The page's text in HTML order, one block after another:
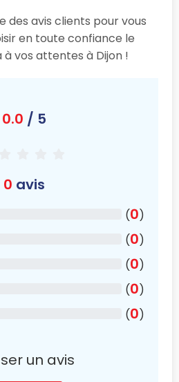
des avis clients pour vous
en toute confiance le
vos attentes à Dijon !
0.0 / 5
0 avis
(0)
(0)
(0)
(0)
(0)
un avis